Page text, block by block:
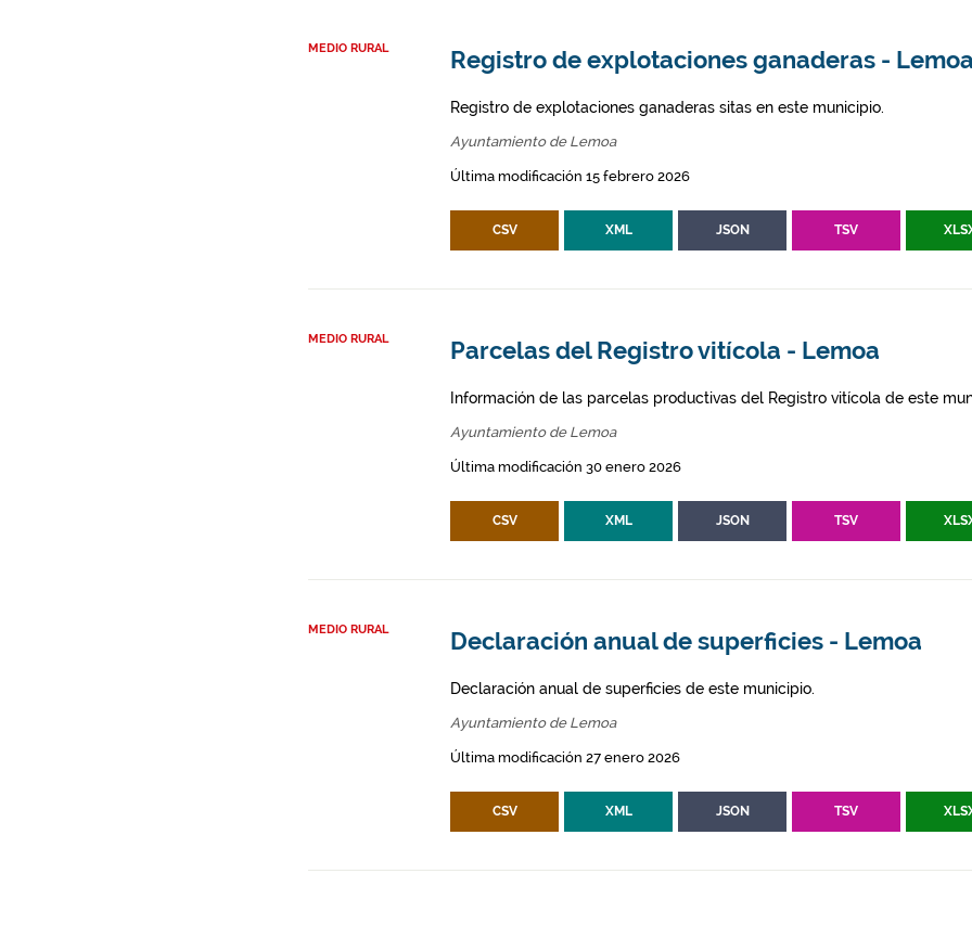
MEDIO RURAL Registro de explotaciones ganaderas -
Registro de explotaciones ganaderas sitas en este municipio.
Ayuntamiento de Lemoa
Última modificación 15 febrero 2026
CSV XML JSON TSV
MEDIO RURAL Parcelas del Registro vitícola - Lemoa
Información de las parcelas productivas del Registro vitícola de este
Ayuntamiento de Lemoa
Última modificación 30 enero 2026
CSV XML JSON TSV
MEDIO RURAL Declaración anual de superficies - Lemoa
Declaración anual de superficies de este municipio.
Ayuntamiento de Lemoa
Última modificación 27 enero 2026
CSV XML JSON TSV